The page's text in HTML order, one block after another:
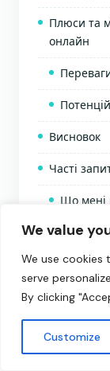
We value
We use cookies
serve
By clicking
Customize
Плюси та
онлайн
Висновок
Часті
Що мені
Які
з
Як я